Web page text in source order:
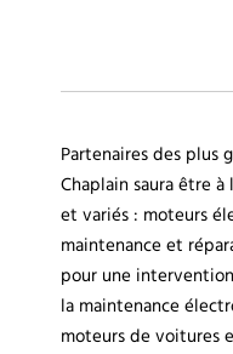
Partenaires des plus
Chaplain saura être
et variés : moteurs
maintenance et
pour une
la maintenance
moteurs de voitures